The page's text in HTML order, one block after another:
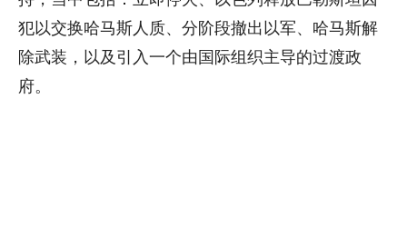
犯以交换哈马斯人质、分阶段撤出以军、哈马斯解
除武装，以及引入一个由国际组织主导的过渡政
府。